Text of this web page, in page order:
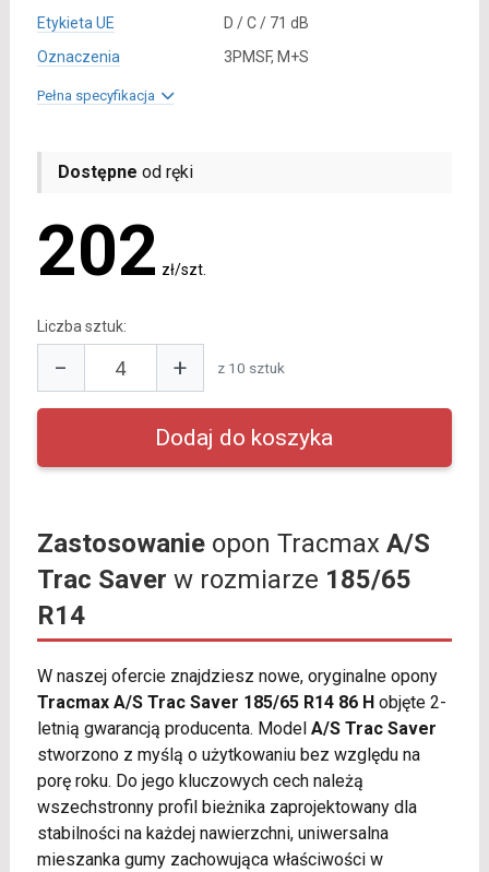
Etykieta UE
D / C / 71 dB
Oznaczenia
3PMSF, M+S
Pełna specyfikacja
Dostępne od ręki
202 zł/szt.
Liczba sztuk:
− + z 10 sztuk
Zastosowanieopon Tracmax A/S
Trac Saver w rozmiarze 185/65
R14
W naszej ofercie znajdziesz nowe, oryginalne opony
Tracmax A/S Trac Saver 185/65 R14 86 Hobjęte 2-
letnią gwarancją producenta. Model A/S Trac Saver
stworzono z myślą o użytkowaniu bez względu na
porę roku. Do jego kluczowych cech należą
wszechstronny profil bieżnika zaprojektowany dla
stabilności na każdej nawierzchni, uniwersalna
mieszanka gumy zachowująca właściwości w